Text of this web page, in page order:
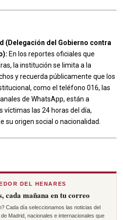
(Delegación del Gobierno contra
En los reportes oficiales que
la institución se limita a la
y recuerda públicamente que los
como el teléfono 016, las
de WhatsApp, están a
víctimas las 24 horas del día,
su origen social o nacionalidad.
DEL HENARES
cada mañana en tu correo
Cada día seleccionamos las noticias del
Madrid, nacionales e internacionales que